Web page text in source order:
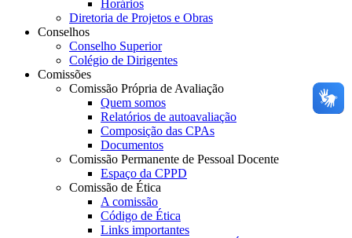
Horários
Diretoria de Projetos e Obras
Conselhos
Conselho Superior
Colégio de Dirigentes
Comissões
Comissão Própria de Avaliação
Quem somos
Relatórios de autoavaliação
Composição das CPAs
Documentos
Comissão Permanente de Pessoal Docente
Espaço da CPPD
Comissão de Ética
A comissão
Código de Ética
Links importantes